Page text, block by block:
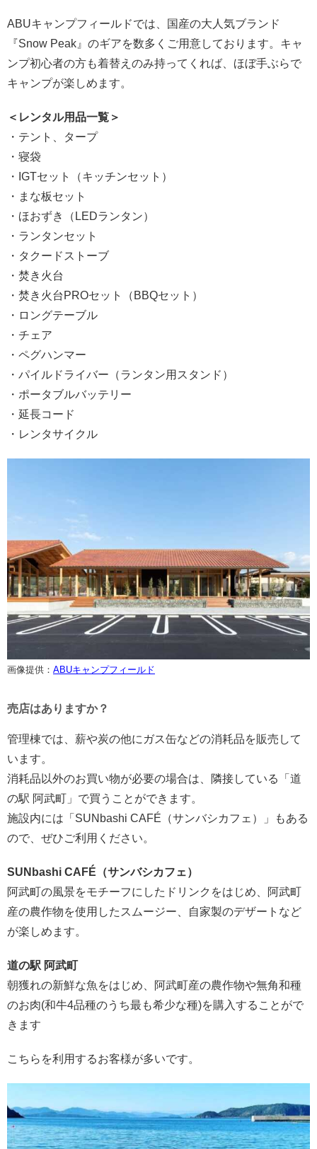
ABUキャンプフィールドでは、国産の大人気ブランド
『Snow Peak』のギアを数多くご用意しております。キャ
ンプ初心者の方も着替えのみ持ってくれば、ほぼ手ぶらで
キャンプが楽しめます。
＜レンタル用品一覧＞
・テント、タープ
・寝袋
・IGTセット（キッチンセット）
・まな板セット
・ほおずき（LEDランタン）
・ランタンセット
・タクードストーブ
・焚き火台
・焚き火台PROセット（BBQセット）
・ロングテーブル
・チェア
・ペグハンマー
・パイルドライバー（ランタン用スタンド）
・ポータブルバッテリー
・延長コード
・レンタサイクル
画像提供： ABUキャンプフィールド
売店はありますか？
管理棟では、薪や炭の他にガス缶などの消耗品を販売して
います。
消耗品以外のお買い物が必要の場合は、隣接している「道
の駅 阿武町」で買うことができます。
施設内には「SUNbashi CAFÉ（サンバシカフェ）」もある
ので、ぜひご利用ください。
SUNbashi CAFÉ（サンバシカフェ）
阿武町の風景をモチーフにしたドリンクをはじめ、阿武町
産の農作物を使用したスムージー、自家製のデザートなど
が楽しめます。
道の駅 阿武町
朝獲れの新鮮な魚をはじめ、阿武町産の農作物や無角和種
のお肉(和牛4品種のうち最も希少な種)を購入することがで
きます
こちらを利用するお客様が多いです。